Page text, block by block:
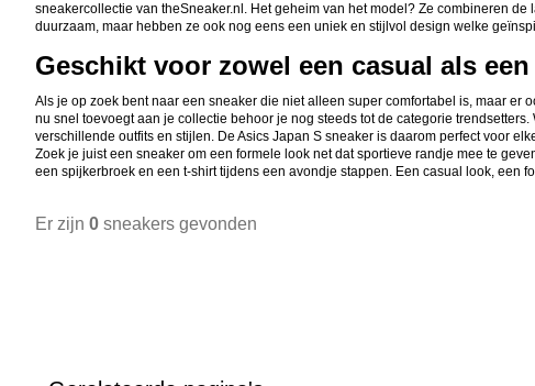
sneakercollectie van theSneaker.nl. Het geheim van het model? Ze combineren
duurzaam, maar hebben ze ook nog eens een uniek en stijlvol design welke
Geschikt voor zowel een casual als
Als je op zoek bent naar een sneaker die niet alleen super comfortabel is, maar er
nu snel toevoegt aan je collectie behoor je nog steeds tot de categorie
verschillende outfits en stijlen. De Asics Japan S sneaker is daarom perfect voor
Zoek je juist een sneaker om een formele look net dat sportieve randje mee te
een spijkerbroek en een t-shirt tijdens een avondje stappen. Een casual look, een
Er zijn 0 sneakers gevonden